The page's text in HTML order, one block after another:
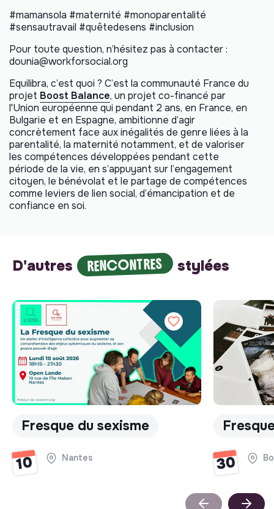
#mamansola #maternité #monoparentalité
#sensautravail #quêtedesens #inclusion
Pour toute question, n’hésitez pas à contacter :
dounia@workforsocial.org
Equilibra, c’est quoi ? C’est la communauté France du
projet Boost Balance, un projet co-financé par
l'Union européenne qui pendant 2 ans, en France, en
Bulgarie et en Espagne, ambitionne d’agir
concrètement face aux inégalités de genre liées à la
parentalité, la maternité notamment, et de valoriser
les compétences développées pendant cette
période de la vie, en s’appuyant sur l’engagement
citoyen, le bénévolat et le partage de compétences
comme leviers de lien social, d’émancipation et de
confiance en soi.
D'autres RENCONTRES stylées
Fresque du sexisme
10 Nantes 30